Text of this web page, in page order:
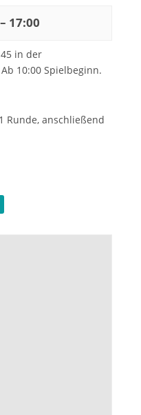
– 17:00
in der
10:00 Spielbeginn.
Runde, anschließend